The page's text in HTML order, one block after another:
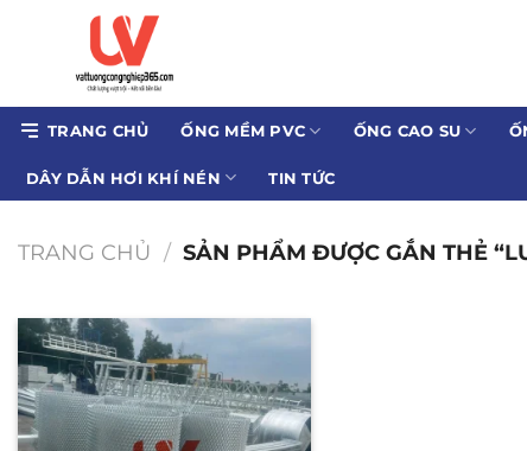
dung
TRANG CHỦ ỐNG MỀM PVC ỐNG CAO SU
DÂY DẪN HƠI KHÍ NÉN TIN TỨC
TRANG CHỦ / SẢN PHẨM ĐƯỢC GẮN THẺ